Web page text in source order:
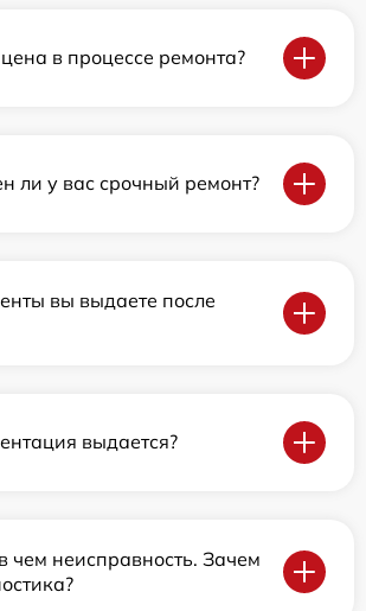
в процессе ремонта?
ли у вас срочный ремонт?
вы выдаете после
выдается?
чем неисправность. Зачем